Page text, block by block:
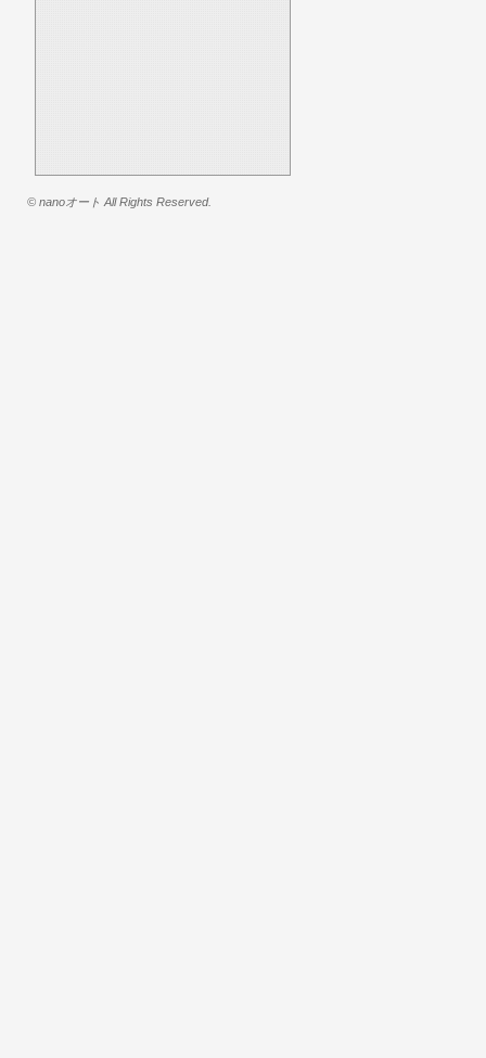
© nanoオート All Rights Reserved.